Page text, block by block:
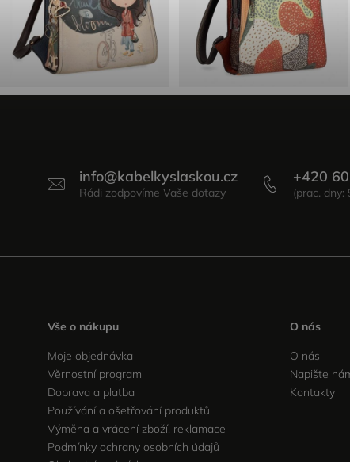
info@kabelkyslaskou.cz +420
Vše o nákupu
Moje objednávka
Věrnostní program
Doprava a platba
Používání a ošetřování produktů
Výměna a vrácení zboží, reklamace
Podmínky ochrany osobních údajů
O nás
O nás
Napište
Kontakty